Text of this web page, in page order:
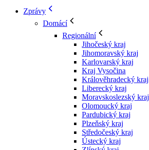
Zprávy
Domácí
Regionální
Jihočeský kraj
Jihomoravský kraj
Karlovarský kraj
Kraj Vysočina
Králověhradecký kraj
Liberecký kraj
Moravskoslezský kraj
Olomoucký kraj
Pardubický kraj
Plzeňský kraj
Středočeský kraj
Ústecký kraj